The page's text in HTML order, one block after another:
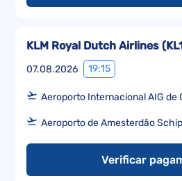
07.08.2026 19:15
KLM Royal Dutch Airlines (
Aeroporto Internacional AIG de
Aeroporto de Amesterdão
Verificar